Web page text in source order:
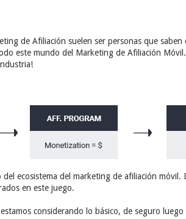
de Afiliación suelen ser personas que
este mundo del Marketing de Afiliación
del ecosistema del marketing de afiliación
en este juego.
considerando lo básico, de seguro